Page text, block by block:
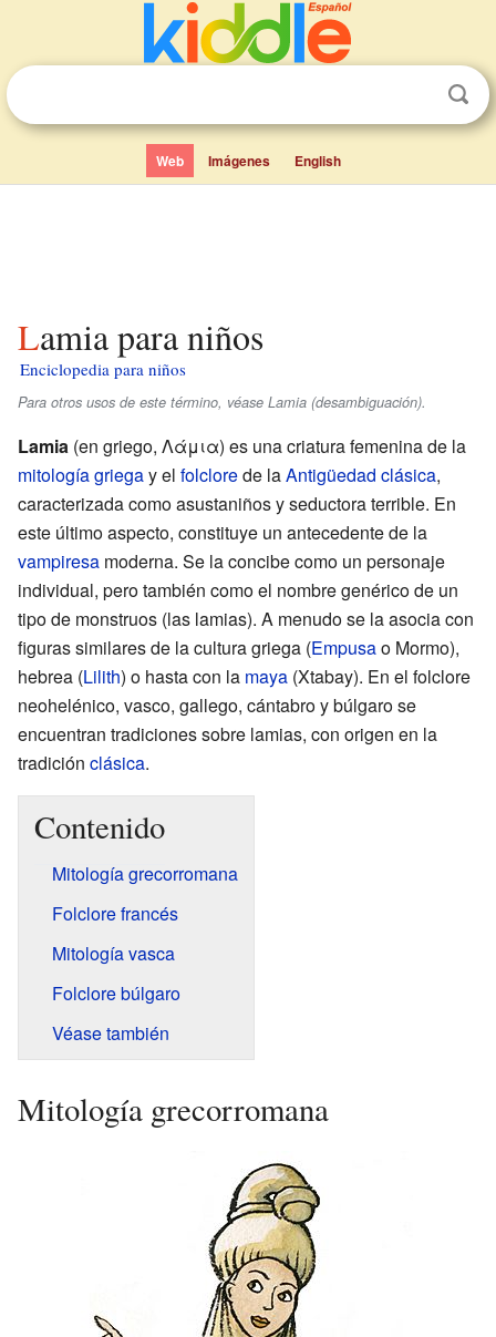
Web Imágenes English
Lamia para niños
Enciclopedia para niños
Para otros usos de este término, véase Lamia (desambiguación).
Lamia (en griego, Λάμια) es una criatura femenina de la
mitología griegay el folclorede laAntigüedad clásica,
caracterizada como asustaniños y seductora terrible. En
este último aspecto, constituye un antecedente de la
vampiresa moderna. Se la concibe como un personaje
individual, pero también como el nombre genérico de un
tipo de monstruos (las lamias). A menudo se la asocia con
figuras similares de la cultura griega (Empusao Mormo),
hebrea (Lilith) o hasta con la maya (Xtabay). En el folclore
neohelénico, vasco, gallego, cántabro y búlgaro se
encuentran tradiciones sobre lamias, con origen en la
tradición clásica.
Contenido
Mitología grecorromana
Folclore francés
Mitología vasca
Folclore búlgaro
Véase también
Mitología grecorromana